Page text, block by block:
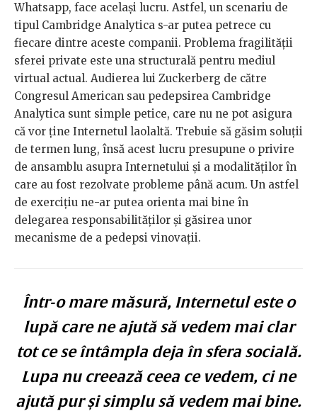
Whatsapp, face același lucru. Astfel, un scenariu de
tipul Cambridge Analytica s-ar putea petrece cu
fiecare dintre aceste companii. Problema fragilității
sferei private este una structurală pentru mediul
virtual actual. Audierea lui Zuckerberg de către
Congresul American sau pedepsirea Cambridge
Analytica sunt simple petice, care nu ne pot asigura
că vor ține Internetul laolaltă. Trebuie să găsim soluții
de termen lung, însă acest lucru presupune o privire
de ansamblu asupra Internetului și a modalităților în
care au fost rezolvate probleme până acum. Un astfel
de exercițiu ne-ar putea orienta mai bine în
delegarea responsabilităților și găsirea unor
mecanisme de a pedepsi vinovații.
Într-o mare măsură, Internetul este o
lupă care ne ajută să vedem mai clar
tot ce se întâmpla deja în sfera socială.
Lupa nu creează ceea ce vedem, ci ne
ajută pur și simplu să vedem mai bine.​